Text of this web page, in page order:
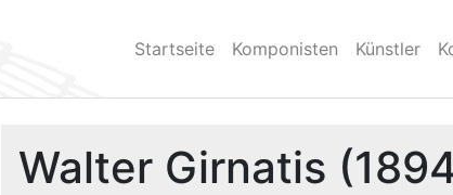
Startseite Komponisten Künstler
Walter Girnatis